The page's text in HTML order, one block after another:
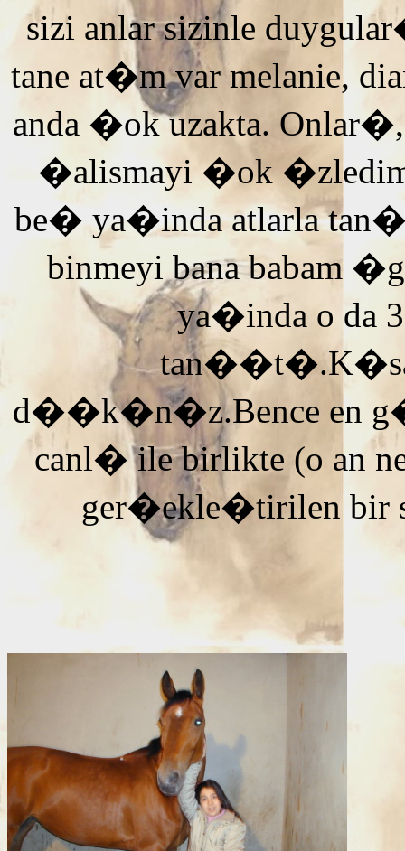
sizi anlar sizinle
tane at�m var melanie,
anda �ok uzakta.
�alismayi �ok
be� ya�inda atlarla
binmeyi bana babam
ya�inda o da
d��k�n�z.Bence en
canl� ile birlikte (o an
ger�ekle�tirilen bir